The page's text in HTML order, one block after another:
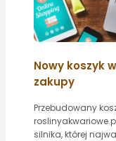
Nowy koszyk
zakupy
Przebudowany
silnika, której